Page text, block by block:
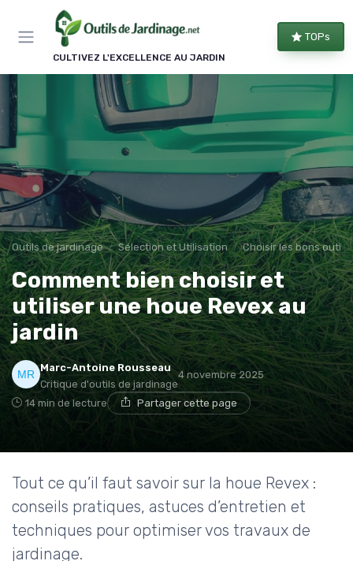
CULTIVEZ L'EXCELLENCE AU JARDIN
TOPs
Outils de jardinage Sélection et Utilisation Choisir les bons outils
Comment bien choisir et
utiliser une houe Revex au
jardin
Marc-Antoine Rousseau
Critique d'outils de jardinage
4 novembre 2025
14 min de lecture Partager cette page
Tout ce qu’il faut savoir sur la houe Revex :
conseils pratiques, astuces d’entretien et
techniques pour optimiser vos travaux de
jardinage.
Panneau de gestion des cookies